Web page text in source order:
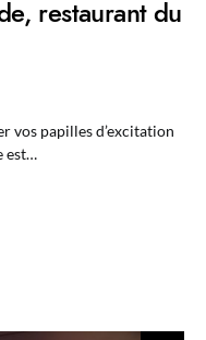
restaurant du
vos papilles d’excitation
est…